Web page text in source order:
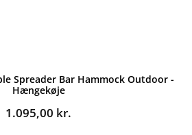
Spreader Bar Hammock Outdoor -
Hængekøje
1.095,00 kr.